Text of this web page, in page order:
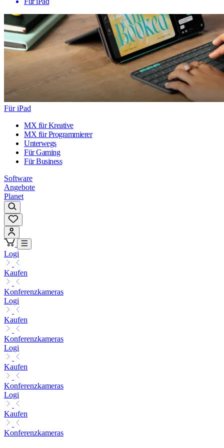
Für iPad
MX für Kreative
MX für Programmierer
Unterwegs
Für Gaming
Für Business
Software
Angebote
Planet
Logi
Kaufen
Konferenzkameras
Logi
Kaufen
Konferenzkameras
Logi
Kaufen
Konferenzkameras
Logi
Kaufen
Konferenzkameras